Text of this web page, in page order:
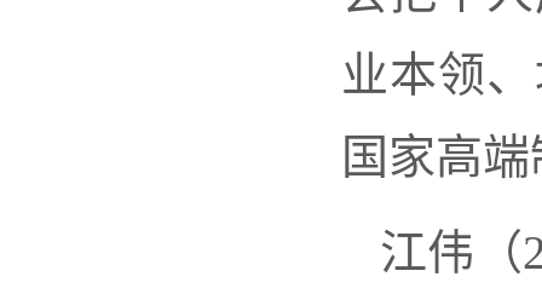
业本领
国家高
江伟（